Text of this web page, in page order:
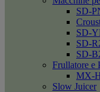
SD-
SD-
SD-
SD-
Frullatore e
MX-
Slow Juicer